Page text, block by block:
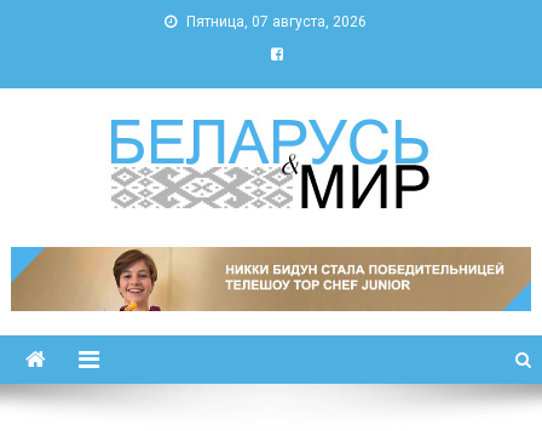
Пятница, 07 августа, 2026
Беларусь и мир